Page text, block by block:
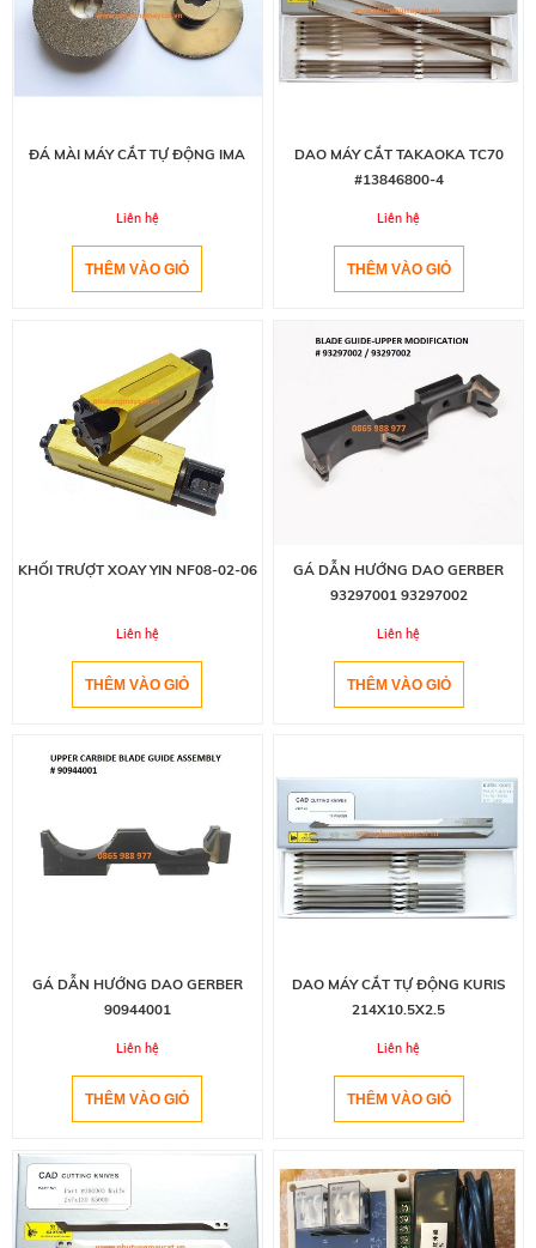
ĐÁ MÀI MÁY CẮT TỰ ĐỘNG IMA
Liên hệ
DAO MÁY CẮT TAKAOKA TC70
#13846800-4
Liên hệ
KHỐI TRƯỢT XOAY YIN NF08-02-06
Liên hệ
GÁ DẪN HƯỚNG DAO GERBER
93297001 93297002
Liên hệ
GÁ DẪN HƯỚNG DAO GERBER
90944001
Liên hệ
DAO MÁY CẮT TỰ ĐỘNG KURIS
214X10.5X2.5
Liên hệ